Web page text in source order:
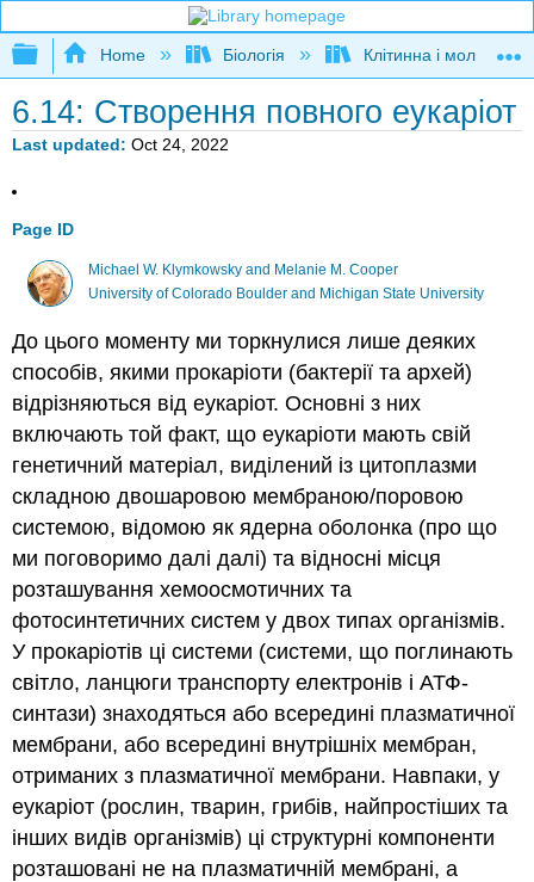
Expand/collapse global hierarchy
Home Біологія Клітинна і
6.14: Створення повного еукаріот
Last updated Oct 24, 2022
Page ID
Michael W. Klymkowsky and Melanie M. Cooper
University of Colorado Boulder and Michigan State University
До цього моменту ми торкнулися лише деяких
способів, якими прокаріоти (бактерії та архей)
відрізняються від еукаріот. Основні з них
включають той факт, що еукаріоти мають свій
генетичний матеріал, виділений із цитоплазми
складною двошаровою мембраною/поровою
системою, відомою як ядерна оболонка (про що
ми поговоримо далі далі) та відносні місця
розташування хемоосмотичних та
фотосинтетичних систем у двох типах організмів.
У прокаріотів ці системи (системи, що поглинають
світло, ланцюги транспорту електронів і АТФ-
синтази) знаходяться або всередині плазматичної
мембрани, або всередині внутрішніх мембран,
отриманих з плазматичної мембрани. Навпаки, у
еукаріот (рослин, тварин, грибів, найпростіших та
інших видів організмів) ці структурні компоненти
розташовані не на плазматичній мембрані, а